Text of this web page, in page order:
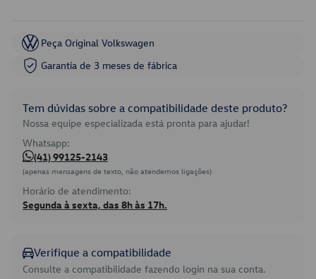
Peça Original Volkswagen
Garantia de 3 meses de fábrica
Tem dúvidas sobre a compatibilidade deste produto?
Nossa equipe especializada está pronta para ajudar!
Whatsapp:
(41) 99125-2143
(apenas mensagens de texto, não atendemos ligações)
Horário de atendimento:
Segunda à sexta, das 8h às 17h.
Verifique a compatibilidade
Consulte a compatibilidade fazendo login na sua conta.